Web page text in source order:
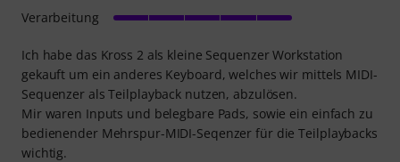
Ich habe das Kross 2 als kleine Sequenzer Workstation
gekauft um ein anderes Keyboard, welches wir mittels MIDI-
Sequenzer als Teilplayback nutzen, abzulösen.
Mir waren Inputs und belegbare Pads, sowie ein einfach zu
bedienender Mehrspur-MIDI-Seqenzer für die Teilplaybacks
wichtig.
Verarbeitung